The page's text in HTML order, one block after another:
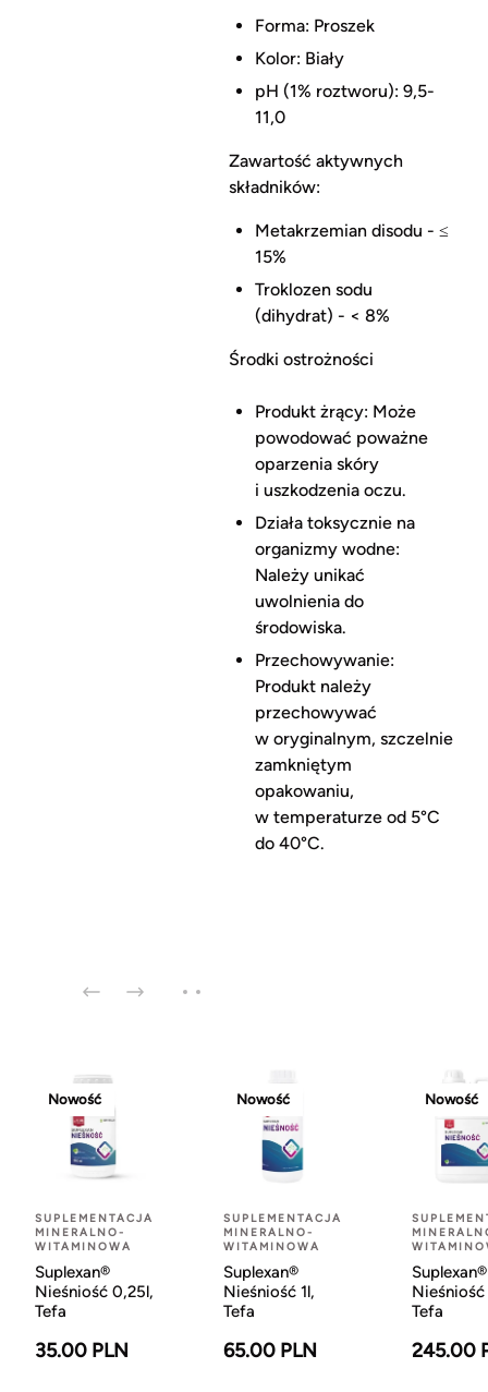
Forma: Proszek
Kolor: Biały
pH (1% roztworu): 9,5-
11,0
Zawartość aktywnych
składników:
Metakrzemian disodu - ≤
15%
Troklozen sodu
(dihydrat) - < 8%
Środki ostrożności
Produkt żrący: Może
powodować poważne
oparzenia skóry
i uszkodzenia oczu.
Działa toksycznie na
organizmy wodne:
Należy unikać
uwolnienia do
środowiska.
Przechowywanie:
Produkt należy
przechowywać
w oryginalnym, szczelnie
zamkniętym
opakowaniu,
w temperaturze od 5°C
do 40°C.
Nowość
SUPLEMENTACJA
MINERALNO-
WITAMINOWA
Suplexan®
Nieśniość 0,25l,
Tefa
35.00 PLN
Nowość
SUPLEMENTACJA
MINERALNO-
WITAMINOWA
Suplexan®
Nieśniość 1l,
Tefa
65.00 PLN
Nowość
Suplexan®
Nieśniość
Tefa
245.00